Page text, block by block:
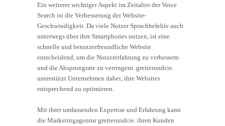
Ein weiterer wichtiger Aspekt im Zeitalter der Voice
Search ist die Verbesserung der Website-
Geschwindigkeit. Da viele Nutzer Sprachbefehle auch
unterwegs über ihre Smartphones nutzen, ist eine
schnelle und benutzerfreundliche Website
entscheidend, um die Nutzererfahrung zu verbessern
und die Absprungrate zu verringern. greiterundcie.
unterstützt Unternehmen dabei, ihre Websites
entsprechend zu optimieren.
Mit ihrer umfassenden Expertise und Erfahrung kann
die Marketingagentur greiterundcie. ihren Kunden